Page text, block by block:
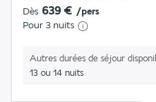
Dès 639 € /pers
Pour 3 nuits
Autres durées de séjour
13 ou 14 nuits